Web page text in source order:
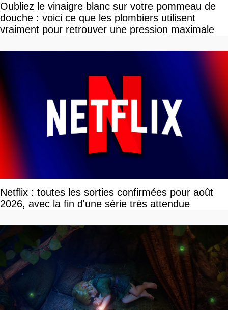
Oubliez le vinaigre blanc sur votre pommeau de
douche : voici ce que les plombiers utilisent
vraiment pour retrouver une pression maximale
Netflix : toutes les sorties confirmées pour août
2026, avec la fin d'une série très attendue